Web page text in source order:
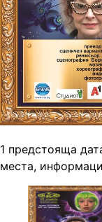
1 предстояща
места,